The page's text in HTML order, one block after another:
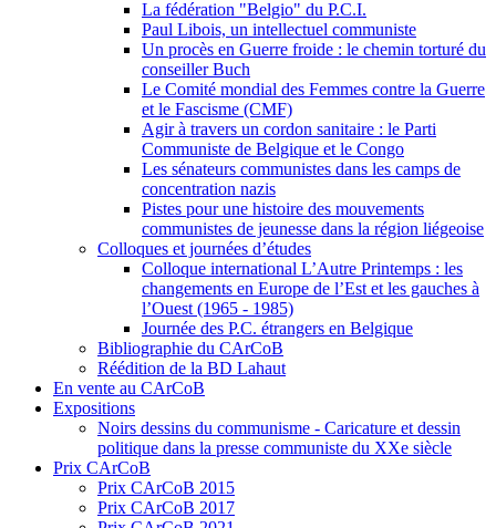
La fédération "Belgio" du P.C.I.
Paul Libois, un intellectuel communiste
Un procès en Guerre froide : le chemin torturé du
conseiller Buch
Le Comité mondial des Femmes contre la Guerre
et le Fascisme (CMF)
Agir à travers un cordon sanitaire : le Parti
Communiste de Belgique et le Congo
Les sénateurs communistes dans les camps de
concentration nazis
Pistes pour une histoire des mouvements
communistes de jeunesse dans la région liégeoise
Colloques et journées d’études
Colloque international L’Autre Printemps : les
changements en Europe de l’Est et les gauches à
l’Ouest (1965 - 1985)
Journée des P.C. étrangers en Belgique
Bibliographie du CArCoB
Réédition de la BD Lahaut
En vente au CArCoB
Expositions
Noirs dessins du communisme - Caricature et dessin
politique dans la presse communiste du XXe siècle
Prix CArCoB
Prix CArCoB 2015
Prix CArCoB 2017